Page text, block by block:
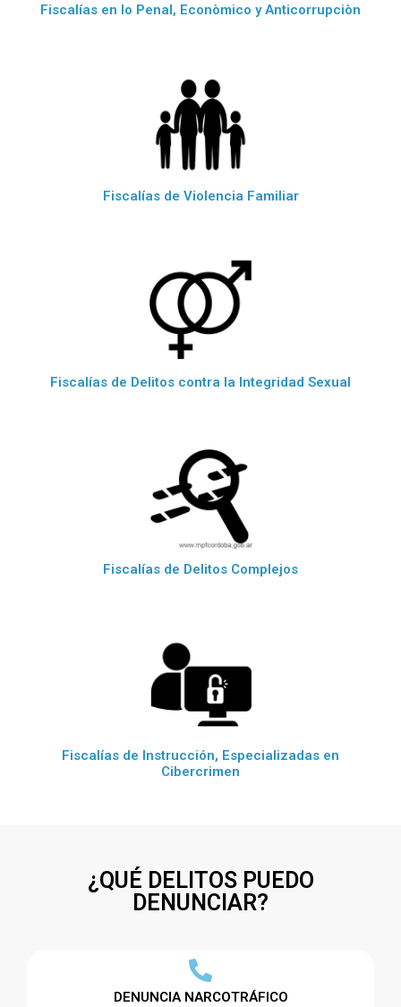
Fiscalías en lo Penal, Econòmico y Anticorrupciòn
Fiscalías de Violencia Familiar
Fiscalías de Delitos contra la Integridad Sexual
Fiscalías de Delitos Complejos
Fiscalías de Instrucción, Especializadas en
Cibercrimen
¿QUÉ DELITOS PUEDO
DENUNCIAR?
DENUNCIA NARCOTRÁFICO